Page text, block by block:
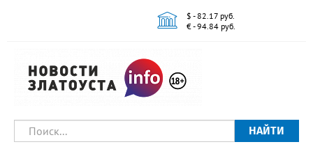
$ - 82.17 руб.
€ - 94.84 руб.
НАЙТИ